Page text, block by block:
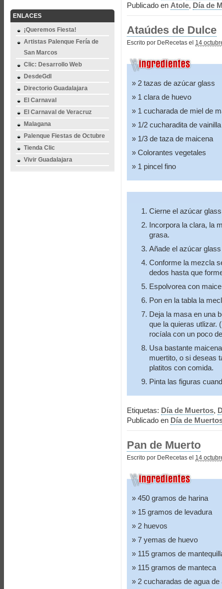
ENLACES
¡Queremos Fiesta!
Artistas Palenque Fería de
San Marcos
Clic: Desarrollo Web
DesdeGdl
Directorio Guadalajara
El Carnaval
El Carnaval de Veracruz
Malagana
Palenque Fiestas de Octubre
Tienda Clic
Vivir Guadalajara
Publicado en Atole, Día de
Ataúdes de Dulce
Escrito por DeRecetas el 14
2 tazas de azúcar glass
1 clara de huevo
1 cucharada de miel de
1/2 cucharadita de vainilla
1/3 de taza de maicena
Colorantes vegetales
1 pincel fino
Cierne el azúcar
Incorpora la clara, la
grasa.
Añade el azúcar
Conforme la mezcla
dedos hasta que
Espolvorea con
Pon en la tabla la
Deja la masa en una
que la quieras utlizar.
rocíala con un poco
Usa bastante
muertito, o si deseas
platitos con comida.
Pinta las figuras
Etiquetas: Día de Muertos,
Publicado en Día de
Pan de Muerto
Escrito por DeRecetas el 14
450 gramos de harina
15 gramos de levadura
2 huevos
7 yemas de huevo
115 gramos de
115 gramos de manteca
2 cucharadas de agua de